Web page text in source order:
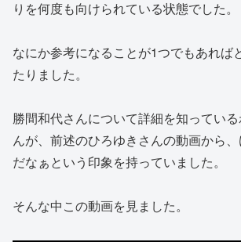
りを何度も向けられている状態でした。
なにか参考になることが1つでもあれば
たりました。
勝間和代さんについて詳細を知ってい
んが、前述のひろゆきさんの動画から
だなぁという印象を持っていました。
そんな中この動画を見ました。